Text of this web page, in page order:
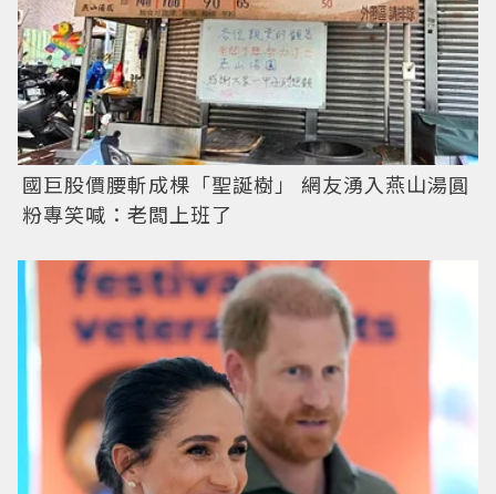
國巨股價腰斬成棵「聖誕樹」 網友湧入燕山湯圓
粉專笑喊：老闆上班了